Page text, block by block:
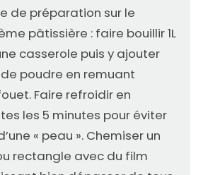
de préparation sur le
pâtissière : faire bouillir 1L
casserole puis y ajouter
poudre en remuant
Faire refroidir en
les 5 minutes pour éviter
« peau ». Chemiser un
rectangle avec du film